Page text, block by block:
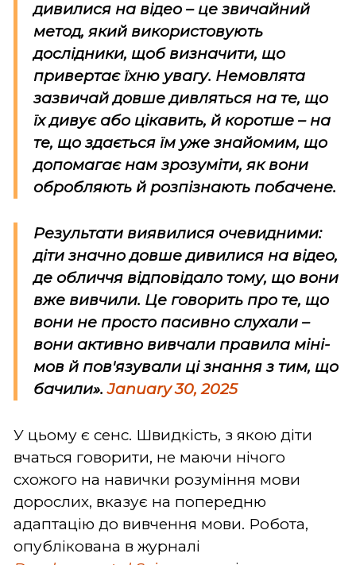
дивилися на відео – це звичайний
метод, який використовують
дослідники, щоб визначити, що
привертає їхню увагу. Немовлята
зазвичай довше дивляться на те, що
їх дивує або цікавить, й коротше – на
те, що здається їм уже знайомим, що
допомагає нам зрозуміти, як вони
обробляють й розпізнають побачене.
Результати виявилися очевидними:
діти значно довше дивилися на відео,
де обличчя відповідало тому, що вони
вже вивчили. Це говорить про те, що
вони не просто пасивно слухали –
вони активно вивчали правила міні-
мов й пов'язували ці знання з тим, що
бачили».January 30, 2025
У цьому є сенс. Швидкість, з якою діти
вчаться говорити, не маючи нічого
схожого на навички розуміння мови
дорослих, вказує на попередню
адаптацію до вивчення мови. Робота,
опублікована в журналі